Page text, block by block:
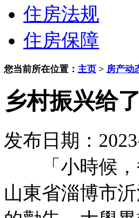
住房法规
住房保障
您当前所在位置： 主页 > 房产动
乡村振兴给
发布日期：
「小時候，
山東省淄博市